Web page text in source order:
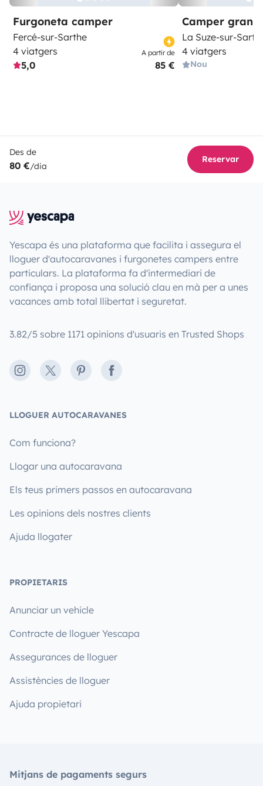
Furgoneta camper
Fercé-sur-Sarthe
4 viatgers
5,0
A partir de
85 €
Camper gran
La Suze-sur-
4 viatgers
Nou
Des de
80 €/dia
Reservar
Yescapa és una plataforma que facilita i assegura el
lloguer d'autocaravanes i furgonetes campers entre
particulars. La plataforma fa d'intermediari de
confiança i proposa una solució clau en mà per a unes
vacances amb total llibertat i seguretat.
3.82/5 sobre 1171 opinions d'usuaris en Trusted Shops
Instagram
X PinterestFacebook
LLOGUER AUTOCARAVANES
Com funciona?
Llogar una autocaravana
Els teus primers passos en autocaravana
Les opinions dels nostres clients
Ajuda llogater
PROPIETARIS
Anunciar un vehicle
Contracte de lloguer Yescapa
Assegurances de lloguer
Assistències de lloguer
Ajuda propietari
Mitjans de pagaments segurs